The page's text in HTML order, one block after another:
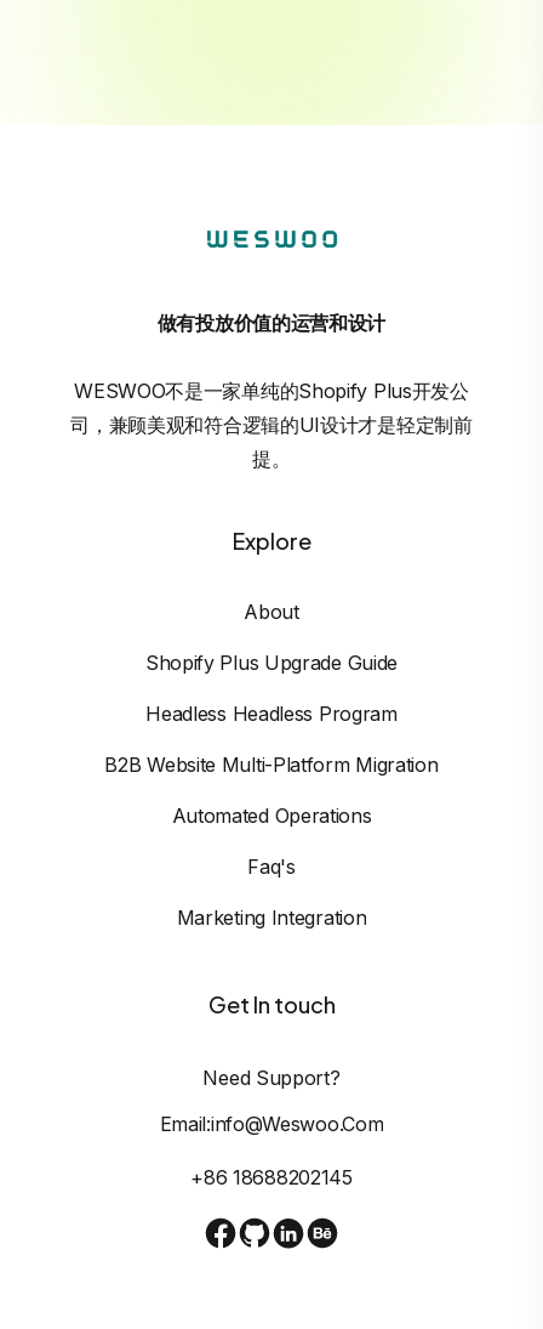
做有投放价值的运营和设计
WESWOO不是一家单纯的Shopify Plus开发公
司，兼顾美观和符合逻辑的UI设计才是轻定制前
提。
Explore
About
Shopify Plus Upgrade Guide
Headless Headless Program
B2B Website Multi-Platform Migration
Automated Operations
Faq's
Marketing Integration
Get In touch
Need Support?
Email:info@weswoo.com
+86 18688202145